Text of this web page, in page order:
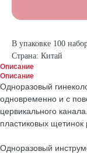
В упаковке 100
Страна: Китай
Описание
Описание
Одноразовый
одновременно и с
цервикального
пластиковых
Одноразовый